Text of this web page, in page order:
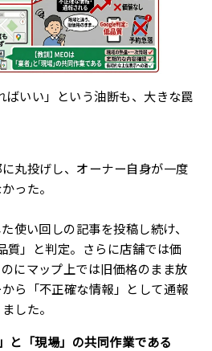
ばいい」という油断も、大きな罠
丸投げし、オーナー自身が一度
った。
使い回しの記事を投稿し続け、
質」と判定。さらに店舗では価
にマップ上では旧価格のまま放
ら「不正確な情報」として通報
した。
と「現場」の共同作業である